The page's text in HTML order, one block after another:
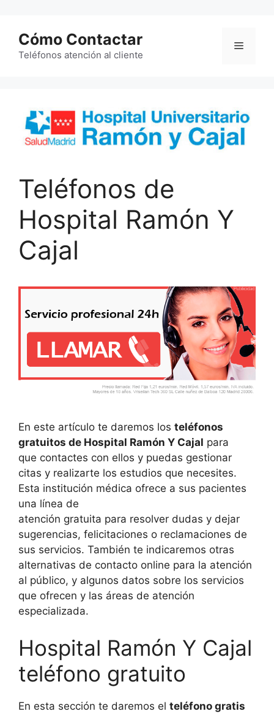
contenido
Cómo Contactar
Teléfonos atención al cliente
Menú
Teléfonos de
Hospital Ramón Y
Cajal
En este artículo te daremos los teléfonos
gratuitos de Hospital Ramón Y Cajal para
que contactes con ellos y puedas gestionar
citas y realizarte los estudios que necesites.
Esta institución médica ofrece a sus pacientes
una línea de
atención gratuita para resolver dudas y dejar
sugerencias, felicitaciones o reclamaciones de
sus servicios. También te indicaremos otras
alternativas de contacto online para la atención
al público, y algunos datos sobre los servicios
que ofrecen y las áreas de atención
especializada.
Hospital Ramón Y Cajal
teléfono gratuito
En esta sección te daremos el teléfono gratis